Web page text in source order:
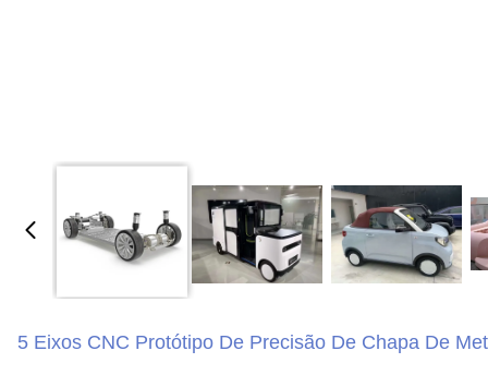
5 Eixos CNC Protótipo De Precisão De Chapa De